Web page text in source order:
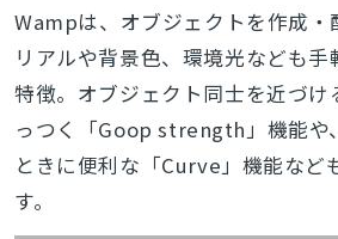
Wampは、オブジェクトを作成・
リアルや背景色、環境光なども
特徴。オブジェクト同士を近づけ
っつく「Goop strength」機能や
ときに便利な「Curve」機能など
す。